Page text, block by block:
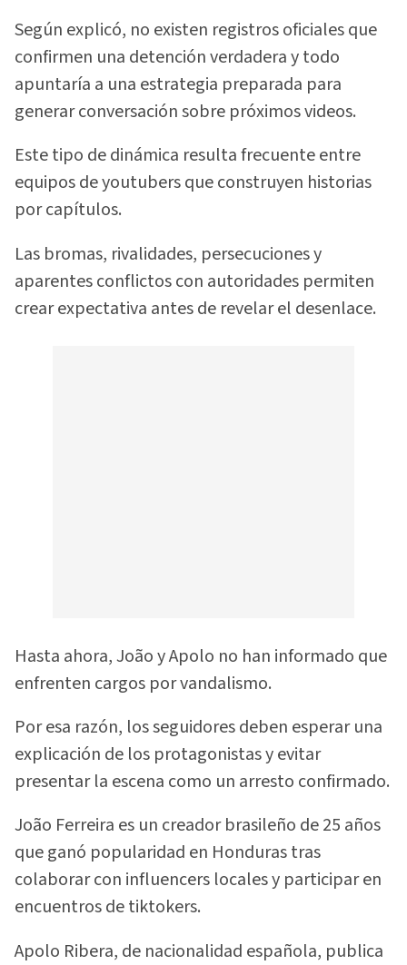
Según explicó, no existen registros oficiales que
confirmen una detención verdadera y todo
apuntaría a una estrategia preparada para
generar conversación sobre próximos videos.
Este tipo de dinámica resulta frecuente entre
equipos de youtubers que construyen historias
por capítulos.
Las bromas, rivalidades, persecuciones y
aparentes conflictos con autoridades permiten
crear expectativa antes de revelar el desenlace.
Hasta ahora, João y Apolo no han informado que
enfrenten cargos por vandalismo.
Por esa razón, los seguidores deben esperar una
explicación de los protagonistas y evitar
presentar la escena como un arresto confirmado.
João Ferreira es un creador brasileño de 25 años
que ganó popularidad en Honduras tras
colaborar con influencers locales y participar en
encuentros de tiktokers.
Apolo Ribera, de nacionalidad española, publica